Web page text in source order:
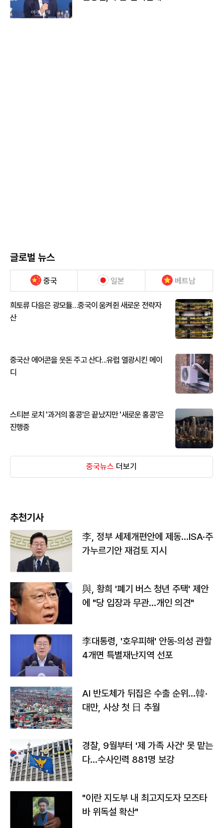
글로벌 뉴스
중국 일본 베트남
희토류 다음은 광모듈…중국이 움켜쥔 새로운 전략자
산
중국산 에어콘을 웃돈 주고 산다...유럽 열광시킨 메이
디
스티븐 로치 '과거의 홍콩'은 끝났지만 '새로운 홍콩'은
진행중
중국뉴스 더보기
추천기사
李, 정부 세제개편안에 제동…ISA·주
가누르기안 재검토 지시
與, 황희 '폐기 버스 청년 주택' 제안
에 "당 입장과 무관…개인 의견"
李대통령, '호우피해' 안동·의성 관할
4개면 특별재난지역 선포
AI 반도체가 뒤집은 수출 순위…韓·
대만, 사상 첫 日 추월
경찰, 9월부터 '제 가족 사건' 못 맡는
다…수사인력 881명 보강
"이란 지도부 내 최고지도자 모즈타
바 위독설 확산"